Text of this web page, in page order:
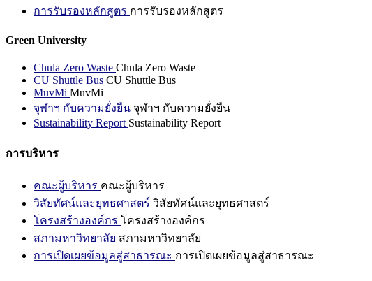
การรับรองหลักสูตร การรับรองหลักสูตร
Green University
Chula Zero Waste Chula Zero Waste
CU Shuttle Bus CU Shuttle Bus
MuvMi MuvMi
จุฬาฯ กับความยั่งยืน จุฬาฯ กับความยั่งยืน
Sustainability Report Sustainability Report
การบริหาร
คณะผู้บริหาร คณะผู้บริหาร
วิสัยทัศน์และยุทธศาสตร์ วิสัยทัศน์และยุทธศาสตร์
โครงสร้างองค์กร โครงสร้างองค์กร
สภามหาวิทยาลัย สภามหาวิทยาลัย
การเปิดเผยข้อมูลสู่สาธารณะ การเปิดเผยข้อมูลสู่สาธารณะ